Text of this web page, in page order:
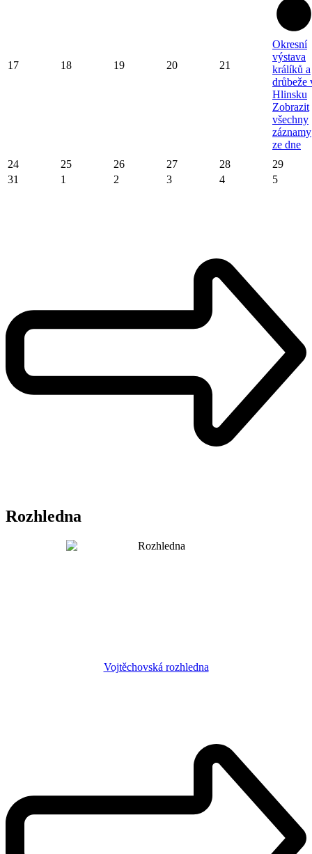
17 18 19 20 21
Okresní
výstava
králíků a
drůbeže
Hlinsku
Zobrazit
všechny
záznamy
ze dne
24
25 26 27 28
29
31
1 2 3 4 5
Rozhledna
Vojtěchovská rozhledna